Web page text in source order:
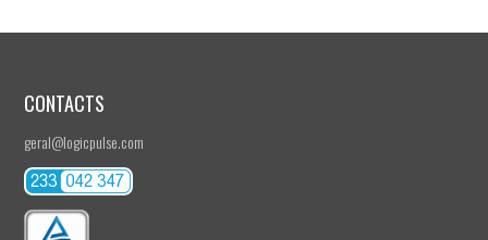
CONTACTS
geral@logicpulse.com